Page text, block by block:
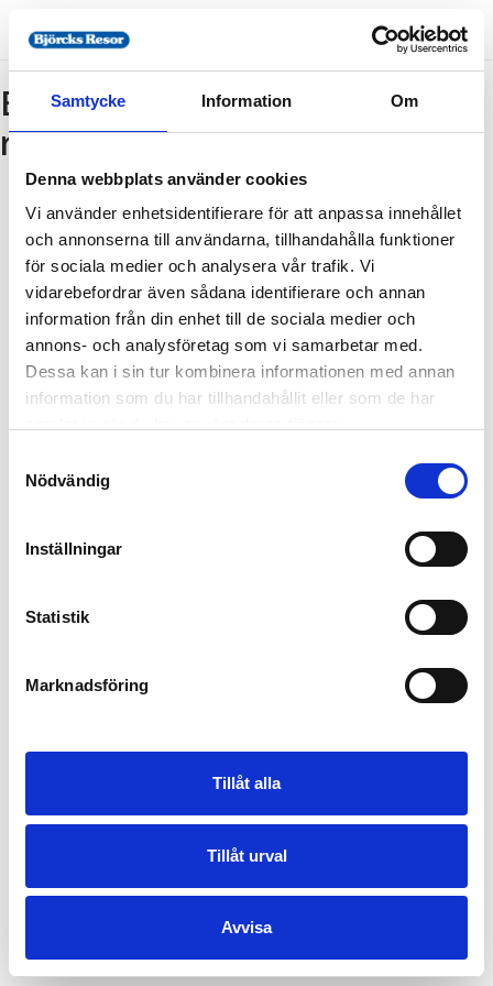
Samtycke Information Om
Denna webbplats använder cookies
Vi använder enhetsidentifierare för att anpassa innehållet
och annonserna till användarna, tillhandahålla funktioner
för sociala medier och analysera vår trafik. Vi
vidarebefordrar även sådana identifierare och annan
information från din enhet till de sociala medier och
annons- och analysföretag som vi samarbetar med.
Dessa kan i sin tur kombinera informationen med annan
information som du har tillhandahållit eller som de har
Nödvändig
Inställningar
Statistik
Marknadsföring
Tillåt alla
Tillåt urval
Avvisa
Bokning - Tillbaka till
resebeskrivningen
Tillbaka till resebeskrivningen
1. Antal resenärer och rum
2. Personupplysningar
3. Betalning
Fel